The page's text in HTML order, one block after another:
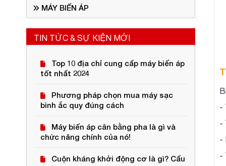
-
-
-
-
MÁY BIẾN ÁP
TIN TỨC & SỰ KIỆN MỚI
Top 10 địa chỉ cung cấp máy biến áp
tốt nhất 2024
Phương pháp chọn mua máy sạc
bình ắc quy đúng cách
Máy biến áp cân bằng pha là gì và
chức năng chính của nó!
Cuộn kháng khởi động cơ là gì? Cấu